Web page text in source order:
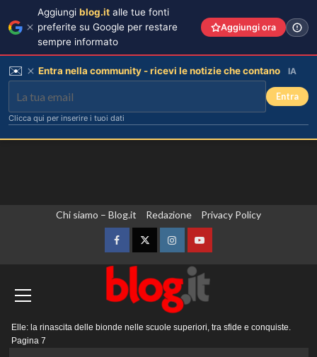
Chi siamo – Blog.it Redazione Privacy Policy
FacebookTwitterInstagramYouTube
principale
Elle: la rinascita delle bionde nelle scuole superiori, tra sfide e conquiste.
Pagina 7
Aggiungi blog.it alle tue fonti
preferite su Google per restare
sempre informato
Aggiungi ora
✉️ Entra nella community - ricevi le notizie che contano IA
Entra
Clicca qui per inserire i tuoi dati